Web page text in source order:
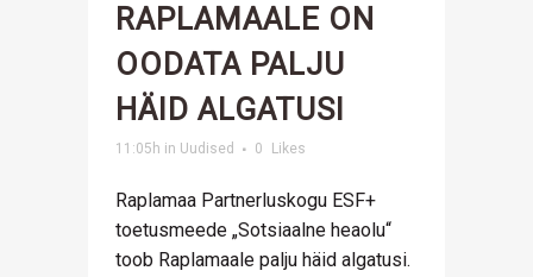
RAPLAMAALE ON
OODATA PALJU
HÄID ALGATUSI
11:05h in Uudised 0 Likes
Raplamaa Partnerluskogu ESF+
toetusmeede „Sotsiaalne heaolu“
toob Raplamaale palju häid algatusi.